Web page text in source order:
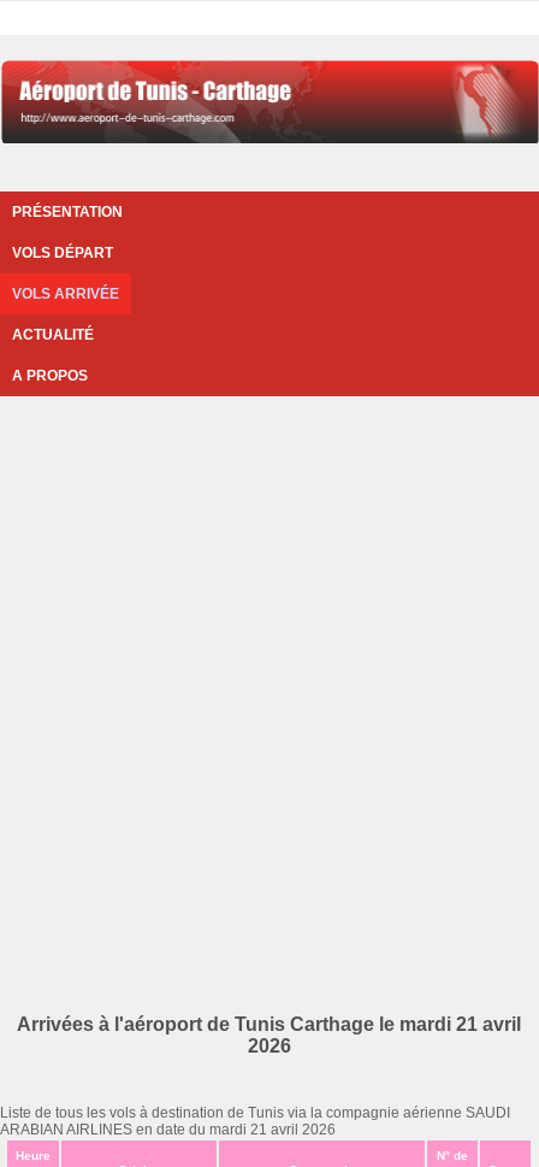
PRÉSENTATION
VOLS DÉPART
VOLS ARRIVÉE
ACTUALITÉ
A PROPOS
Arrivées à l'aéroport de Tunis Carthage le mardi 21 avril
2026
Liste de tous les vols à destination de Tunis via la compagnie aérienne SAUDI
ARABIAN AIRLINES en date du mardi 21 avril 2026
Heure N° de